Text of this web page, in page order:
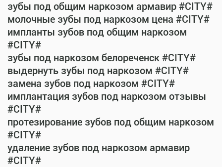
зубы под общим наркозом армавир #CITY#
молочные зубы под наркозом цена #CITY#
импланты зубов под общим наркозом
#CITY#
зубы под наркозом белореченск #CITY#
выдернуть зубы под наркозом #CITY#
замена зубов под наркозом #CITY#
имплантация зубов под наркозом отзывы
#CITY#
протезирование зубов под общим наркозом
#CITY#
удаление зубов под наркозом армавир
#CITY#